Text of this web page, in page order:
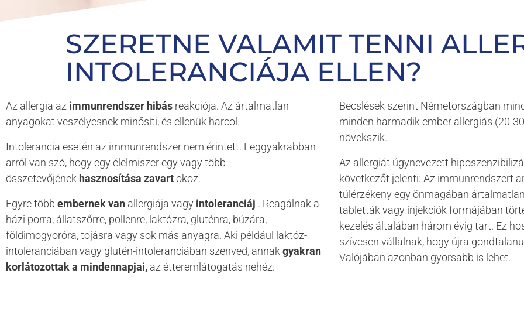
SZERETNE VALAMIT TENNI
INTOLERANCIÁJA ELLEN?
Az allergia az immunrendszer hibás reakciója. Az ártalmatlan
anyagokat veszélyesnek minősíti, és ellenük harcol.
Intolerancia esetén az immunrendszer nem érintett. Leggyakrabban
arról van szó, hogy egy élelmiszer egy vagy több
összetevőjének hasznosítása zavartokoz.
Egyre több embernek van allergiája vagy intoleranciáj . Reagálnak a
házi porra, állatszőrre, pollenre, laktózra, gluténra, búzára,
földimogyoróra, tojásra vagy sok más anyagra. Aki például laktóz-
intoleranciában vagy glutén-intoleranciában szenved, annak gyakran
korlátozottak a mindennapjai, az étteremlátogatás nehéz.
Becslések szerint Németországban
minden harmadik ember allergiás (20-
növekszik.
Az allergiát úgynevezett
következőt jelenti: Az immunrendszert
túlérzékeny egy önmagában
tabletták vagy injekciók formájában
kezelés általában három évig tart. Ez
szívesen vállalnak, hogy újra
Valójában azonban gyorsabb is lehet.
Bindegewebszellen mithilfe von Nährstofflösungen gezüchtet. Die
identisch bis auf den Wasseranteil, der jeweils aus den
kam.
Hinweis: Erkenntnisse aus zellbiologischen Studien
können nicht 1:1 auf den Menschen übertragen werden.